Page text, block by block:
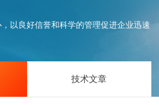
以良好信誉和科学的管理促进企业迅速
技术文章